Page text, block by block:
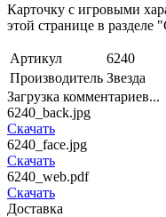
Карточку с игровыми
этой странице в
Артикул
6240
Производитель Звезда
Загрузка комментариев...
6240_back.jpg
Скачать
6240_face.jpg
Скачать
6240_web.pdf
Скачать
Доставка